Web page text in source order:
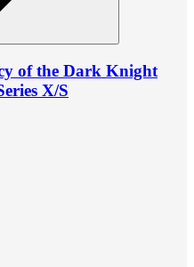
of the Dark Knight
X/S